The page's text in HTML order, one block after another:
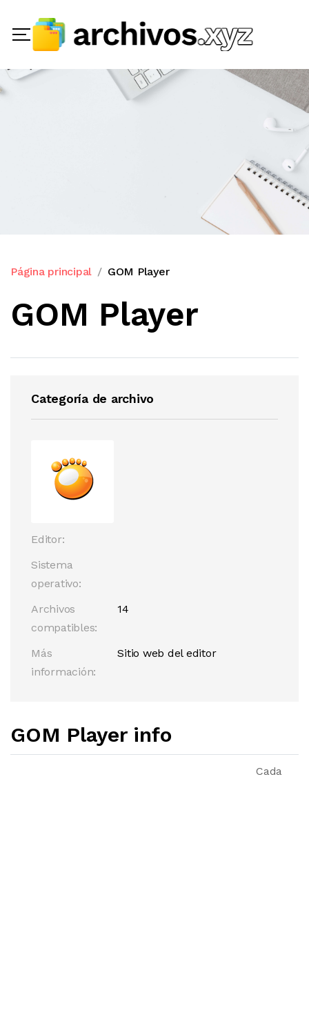
Página principal GOM Player
GOM Player
Categoría de archivo
Editor:
Sistema
operativo:
Archivos
compatibles:
14
Más
información:
Sitio web del editor
GOM Player info
Cada